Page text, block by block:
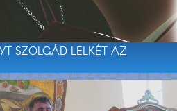
SZOLGÁD LELKÉT AZ